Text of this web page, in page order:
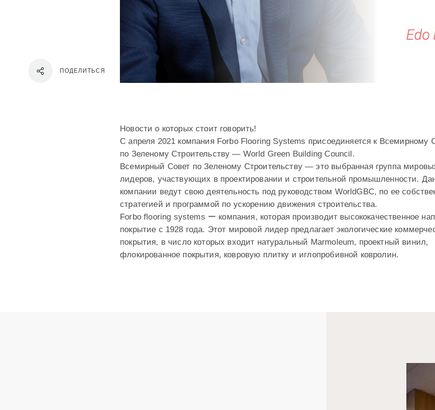
ПОДЕЛИТЬСЯ
Новости о которых стоит говорить!
С апреля 2021 компания Forbo Flooring Systems присоединяется к Всемирному
по Зеленому Строительству — World Green Building Council.
Всемирный Совет по Зеленому Строительству — это выбранная группа
лидеров, участвующих в проектировании и строительной промышленности.
компании ведут свою деятельность под руководством WorldGBC, по ее
стратегией и программой по ускорению движения строительства.
Forbo flooring systems ー компания, которая производит высококачественное
покрытие с 1928 года. Этот мировой лидер предлагает экологические
покрытия, в число которых входит натуральный Marmoleum, проектный винил,
флокированное покрытия, ковровую плитку и иглопробивной ковролин.